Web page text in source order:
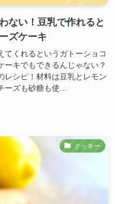
ない！豆乳で作れると
ズケーキ
てくれるというガトーショコ
ーキでもできるんじゃない？
レシピ！材料は豆乳とレモン
ーズも砂糖も使...
クッキー